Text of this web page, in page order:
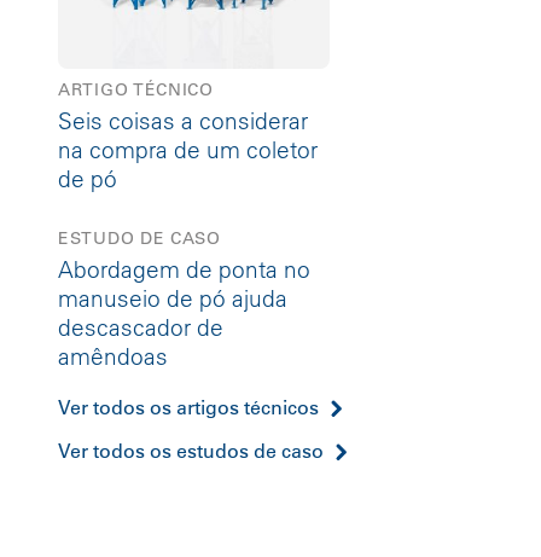
ARTIGO TÉCNICO
Seis coisas a considerar
na compra de um coletor
de pó
ESTUDO DE CASO
Abordagem de ponta no
manuseio de pó ajuda
descascador de
amêndoas
Ver todos os artigos técnicos
Ver todos os estudos de caso